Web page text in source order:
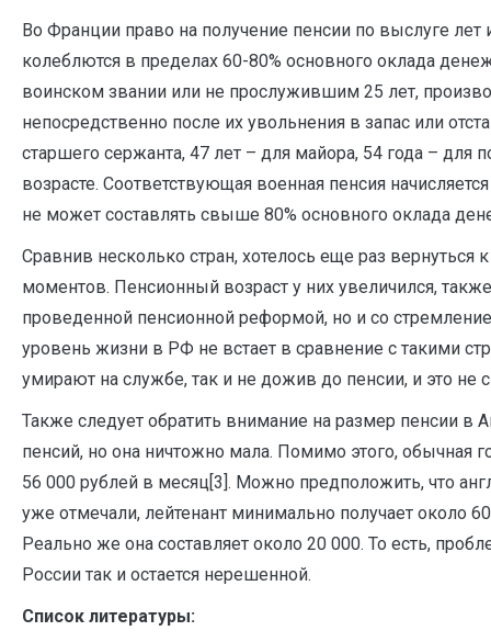
Во Франции право на получение пенсии по выслуге
колеблются в пределах 60-80% основного оклада
воинском звании или не прослужившим 25 лет,
непосредственно после их увольнения в запас или
старшего сержанта, 47 лет – для майора, 54 года – для
возрасте. Соответствующая военная пенсия
не может составлять свыше 80% основного оклада
Сравнив несколько стран, хотелось еще раз
моментов. Пенсионный возраст у них увеличился,
проведенной пенсионной реформой, но и со
уровень жизни в РФ не встает в сравнение с такими
умирают на службе, так и не дожив до пенсии, и это не
Также следует обратить внимание на размер пенсии в
пенсий, но она ничтожно мала. Помимо этого, обычная
56 000 рублей в месяц[3]. Можно предположить, что
уже отмечали, лейтенант минимально получает около
Реально же она составляет около 20 000. То есть,
России так и остается нерешенной.
Cписок литературы: